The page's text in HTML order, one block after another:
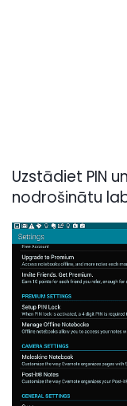
Uzstādiet PIN
nodrošinātu